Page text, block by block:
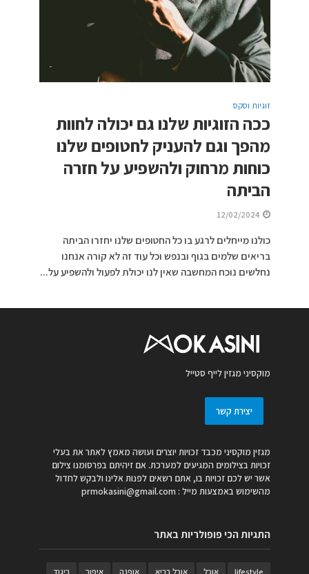
זוגיות וסקס
ככה הזוגיות שלנו גם יכולה לחוות
מהפך וגם להעניק לחטופים שלנו
כוחות מרחוק ולהשפיע על חזרה
הביתה
12/02/2024
כולנו מייחלים לרגע בו כל החטופים שלנו יחזרו הביתה
בריאים שלמים בגוף ובנפש וכל עוד זה לא קורה אנחנו
נחלשים נוכח המחשבה שאין לנו יכולת לפעול ולהשפיע על...
מוקסיני מגזין לייף סטייל
יצירת קשר
מגזין מוקסיני מכבד זכויות יוצרים ועושה מאמץ לאתר את בעלי
זכויות בצילומים המגיעים למערכת. אם זיהיתם בפרסומנו צילום
אשר יש לכם זכויות בו, אתם רשאים לפנות אלינו ולבקש לחדול
מהשימוש באמצעות מייל : prmokasini@gmail.com
התגיות הכי פופולריות באתר
lifestyle אוכל אוכל בריא אופנה איפור ביגוד